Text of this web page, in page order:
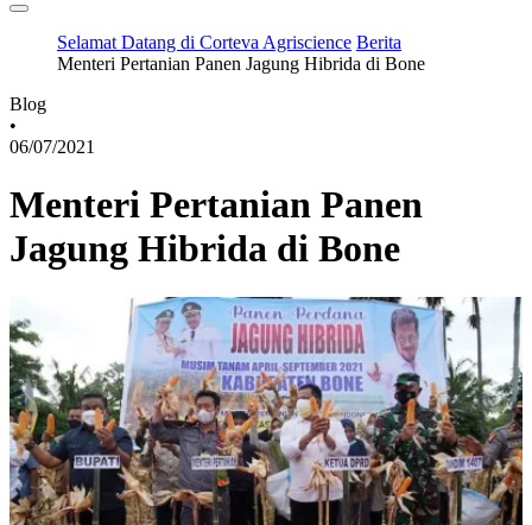
Selamat Datang di Corteva Agriscience Berita
Menteri Pertanian Panen Jagung Hibrida di Bone
Blog
•
06/07/2021
Menteri Pertanian Panen
Jagung Hibrida di Bone